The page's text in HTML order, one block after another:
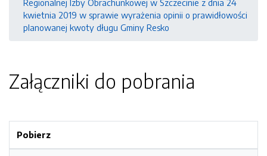
Regionalnej Izby Obrachunkowej w Szczecinie z dnia 24
kwietnia 2019 w sprawie wyrażenia opinii o prawidłowości
planowanej kwoty długu Gminy Resko
Załączniki do pobrania
Pobierz